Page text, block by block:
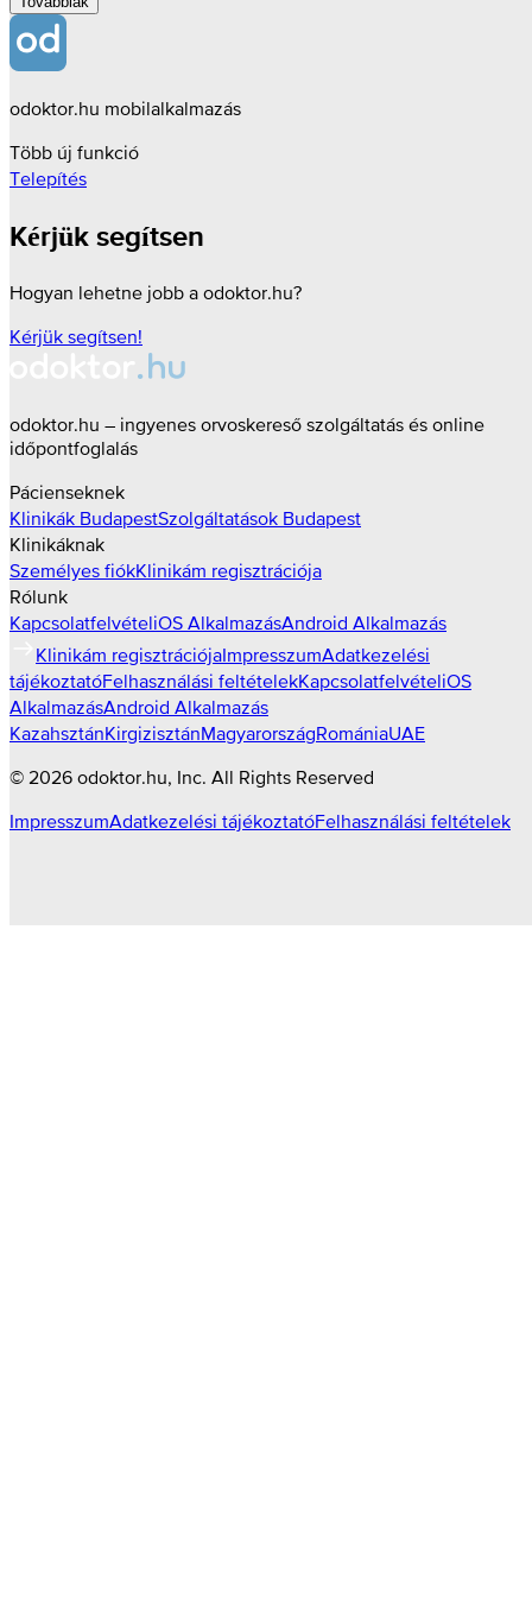
odoktor.hu mobilalkalmazás
Több új funkció
Telepítés
Kérjük segítsen
Hogyan lehetne jobb a odoktor.hu?
Kérjük segítsen!
odoktor.hu – ingyenes orvoskereső szolgáltatás és online
időpontfoglalás
Pácienseknek
Klinikák BudapestSzolgáltatások Budapest
Klinikáknak
Személyes fiókKlinikám regisztrációja
Rólunk
KapcsolatfelvételiOS AlkalmazásAndroid Alkalmazás
Klinikám regisztrációjaImpresszumAdatkezelési
tájékoztatóFelhasználási feltételekKapcsolatfelvételiOS
AlkalmazásAndroid Alkalmazás
KazahsztánKirgizisztánMagyarországRomániaUAE
© 2026 odoktor.hu, Inc. All Rights Reserved
ImpresszumAdatkezelési tájékoztatóFelhasználási feltételek